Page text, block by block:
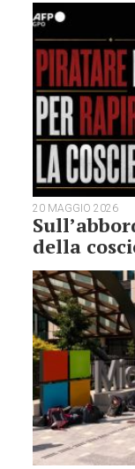
20 MAGGIO 2026
della